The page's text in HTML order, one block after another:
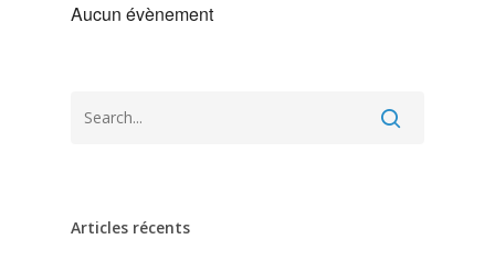
Aucun évènement
Articles récents